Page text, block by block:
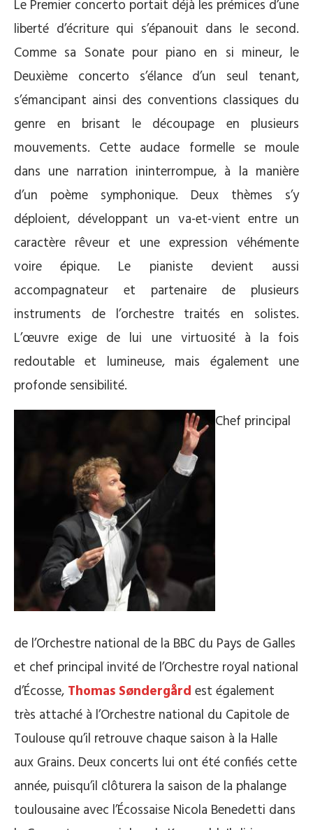
Le Premier concerto portait déjà les prémices d’une
liberté d’écriture qui s’épanouit dans le second.
Comme sa Sonate pour piano en si mineur, le
Deuxième concerto s’élance d’un seul tenant,
s’émancipant ainsi des conventions classiques du
genre en brisant le découpage en plusieurs
mouvements. Cette audace formelle se moule
dans une narration ininterrompue, à la manière
d’un poème symphonique. Deux thèmes s’y
déploient, développant un va-et-vient entre un
caractère rêveur et une expression véhémente
voire épique. Le pianiste devient aussi
accompagnateur et partenaire de plusieurs
instruments de l’orchestre traités en solistes.
L’œuvre exige de lui une virtuosité à la fois
redoutable et lumineuse, mais également une
profonde sensibilité.
Chef principal
de l’Orchestre national de la BBC du Pays de Galles
et chef principal invité de l’Orchestre royal national
d’Écosse, Thomas Søndergård est également
très attaché à l’Orchestre national du Capitole de
Toulouse qu’il retrouve chaque saison à la Halle
aux Grains. Deux concerts lui ont été confiés cette
année, puisqu’il clôturera la saison de la phalange
toulousaine avec l’Écossaise Nicola Benedetti dans